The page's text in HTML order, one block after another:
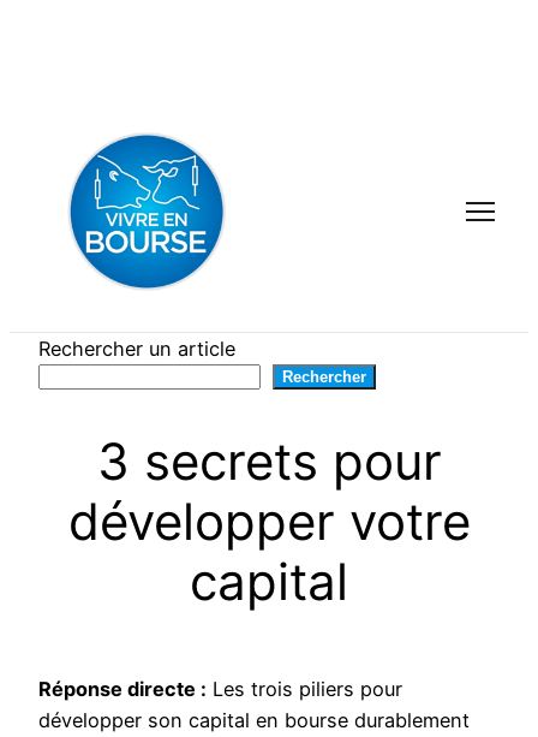
Rechercher un article
Rechercher
3 secrets pour
développer votre
capital
Réponse directe : Les trois piliers pour
développer son capital en bourse durablement